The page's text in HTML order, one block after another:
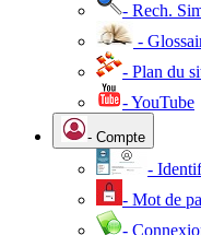
- Rech.
-
- Plan du
- YouTube
- Compte
-
- Mot de
-